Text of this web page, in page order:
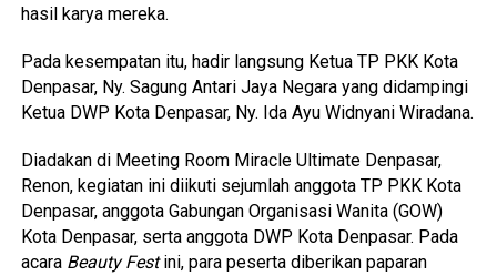
hasil karya mereka.
Pada kesempatan itu, hadir langsung Ketua TP PKK Kota
Denpasar, Ny. Sagung Antari Jaya Negara yang didampingi
Ketua DWP Kota Denpasar, Ny. Ida Ayu Widnyani Wiradana.
Diadakan di Meeting Room Miracle Ultimate Denpasar,
Renon, kegiatan ini diikuti sejumlah anggota TP PKK Kota
Denpasar, anggota Gabungan Organisasi Wanita (GOW)
Kota Denpasar, serta anggota DWP Kota Denpasar. Pada
acara Beauty Festini, para peserta diberikan paparan